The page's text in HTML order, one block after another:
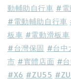
動輔助自行車 #電
#電動輔助自行車
板車 #電動滑板車
#台灣保固 #台中
市 #實體店面 #
#X6 #ZU55